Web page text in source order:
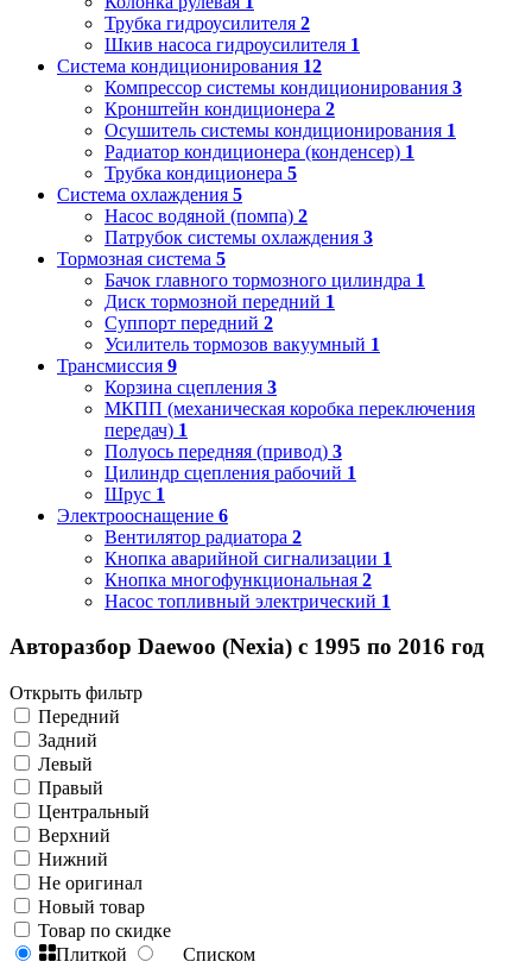
Трубка гидроусилителя 2
Шкив насоса гидроусилителя 1
Система кондиционирования 12
Компрессор системы кондиционирования 3
Кронштейн кондиционера 2
Осушитель системы кондиционирования 1
Радиатор кондиционера (конденсер) 1
Трубка кондиционера 5
Система охлаждения 5
Насос водяной (помпа) 2
Патрубок системы охлаждения 3
Тормозная система 5
Бачок главного тормозного цилиндра 1
Диск тормозной передний 1
Суппорт передний 2
Усилитель тормозов вакуумный 1
Трансмиссия 9
Корзина сцепления 3
МКПП (механическая коробка переключения
передач) 1
Полуось передняя (привод) 3
Цилиндр сцепления рабочий 1
Шрус 1
Электрооснащение 6
Вентилятор радиатора 2
Кнопка аварийной сигнализации 1
Кнопка многофункциональная 2
Насос топливный электрический 1
Авторазбор Daewoo (Nexia) с 1995 по 2016 год
Открыть фильтр
Передний
Задний
Левый
Правый
Центральный
Верхний
Нижний
Не оригинал
Новый товар
Товар по скидке
Плиткой
Списком